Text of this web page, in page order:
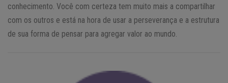
conhecimento. Você com certeza tem muito mais a compartilhar
com os outros e está na hora de usar a perseverança e a estrutura
de sua forma de pensar para agregar valor ao mundo.